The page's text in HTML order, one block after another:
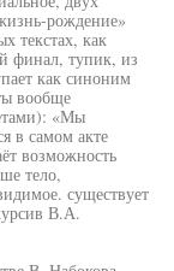
рождение»
текстах, как
финал, тупик, из
как синоним
вообще
«Мы
в самом акте
возможность
тело,
существует
В.А.